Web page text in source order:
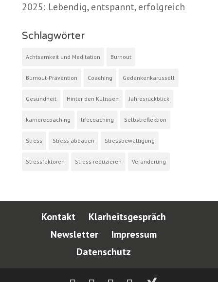
2025: Lebendig, entspannt, erfolgreich
Schlagwörter
Achtsamkeit und Meditation Burnout
Burnout-Prävention Coaching Gedankenkarussell
Gesundheit Hinter den Kulissen Jahresrückblick
karrierecoaching lifecoaching Selbstreflektion
Stress Stress abbauen Stressbewältigung
Stressfaktoren Stress reduzieren Veränderung
Kontakt
Klarheitsgespräch
Newsletter
Impressum
Datenschutz